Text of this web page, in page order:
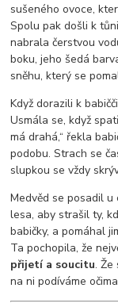
sušeného ovoce,
Spolu pak došli k
nabrala čerstvou
boku, jeho šedá
sněhu, který se
Když dorazili k
Usmála se, když
má drahá,“ řekla
podobu. Strach se
slupkou se vždy
Medvěd se posadil
lesa, aby strašil ty,
babičky, a pomáhal
Ta pochopila, že
přijetí a soucitu. Že
na ni podíváme